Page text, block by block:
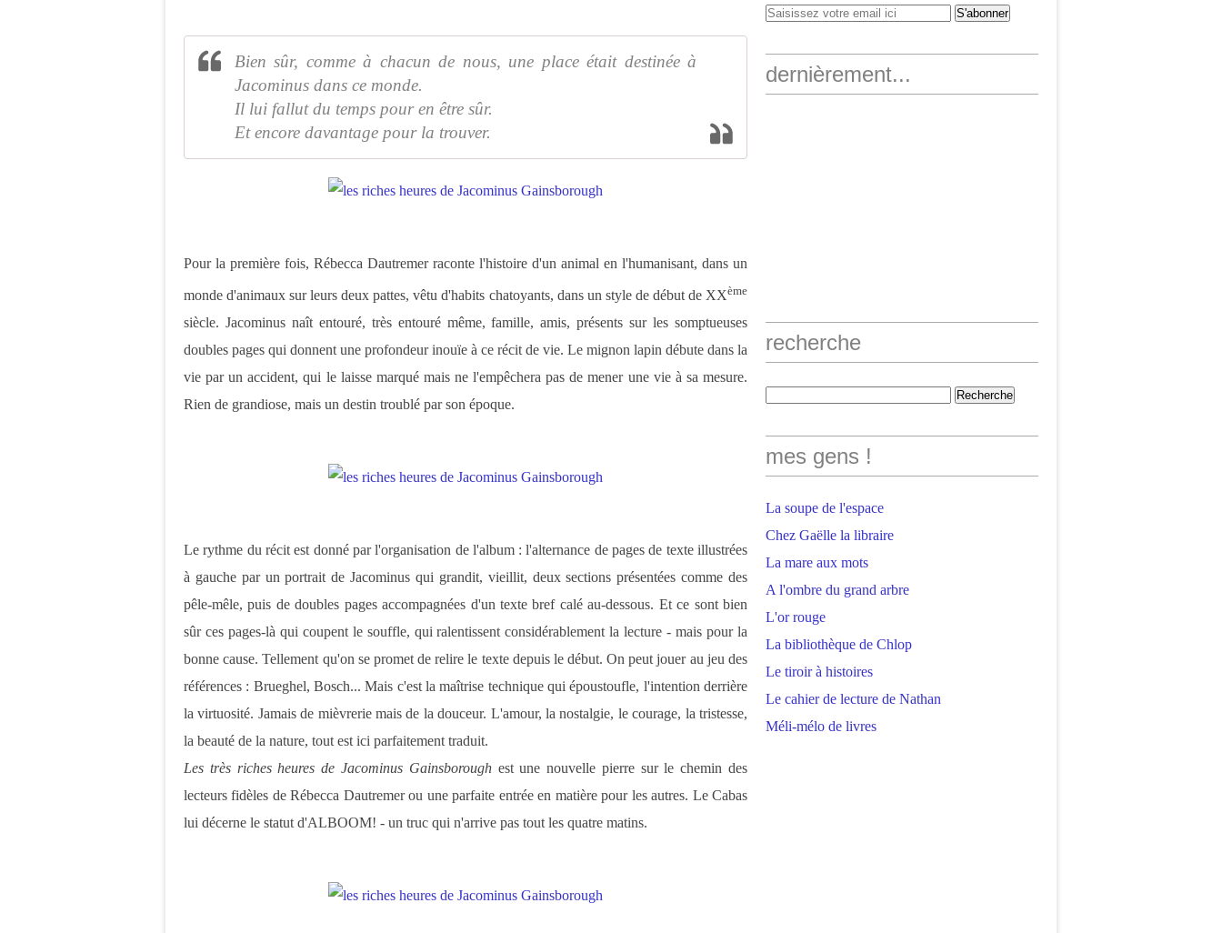
Bien sûr, comme à chacun de nous, une place était destinée à
Jacominus dans ce monde.
Il lui fallut du temps pour en être sûr.
Et encore davantage pour la trouver.
Pour la première fois, Rébecca Dautremer raconte l'histoire d'un animal en l'humanisant, dans un
monde d'animaux sur leurs deux pattes, vêtu d'habits chatoyants, dans un style de début de XXème
siècle. Jacominus naît entouré, très entouré même, famille, amis, présents sur les somptueuses
doubles pages qui donnent une profondeur inouïe à ce récit de vie. Le mignon lapin débute dans la
vie par un accident, qui le laisse marqué mais ne l'empêchera pas de mener une vie à sa mesure.
Rien de grandiose, mais un destin troublé par son époque.
Le rythme du récit est donné par l'organisation de l'album : l'alternance de pages de texte illustrées
à gauche par un portrait de Jacominus qui grandit, vieillit, deux sections présentées comme des
pêle-mêle, puis de doubles pages accompagnées d'un texte bref calé au-dessous. Et ce sont bien
sûr ces pages-là qui coupent le souffle, qui ralentissent considérablement la lecture - mais pour la
bonne cause. Tellement qu'on se promet de relire le texte depuis le début. On peut jouer au jeu des
références : Brueghel, Bosch... Mais c'est la maîtrise technique qui époustoufle, l'intention derrière
la virtuosité. Jamais de mièvrerie mais de la douceur. L'amour, la nostalgie, le courage, la tristesse,
la beauté de la nature, tout est ici parfaitement traduit.
Les très riches heures de Jacominus Gainsborough est une nouvelle pierre sur le chemin des
lecteurs fidèles de Rébecca Dautremer ou une parfaite entrée en matière pour les autres. Le Cabas
lui décerne le statut d'ALBOOM! - un truc qui n'arrive pas tout les quatre matins.
dernièrement...
recherche
mes gens !
La soupe de l'espace
Chez Gaëlle la libraire
La mare aux mots
A l'ombre du grand arbre
L'or rouge
La bibliothèque de Chlop
Le tiroir à histoires
Le cahier de lecture de Nathan
Méli-mélo de livres